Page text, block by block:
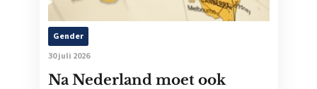
Gender
30 juli 2026
Na Nederland moet ook